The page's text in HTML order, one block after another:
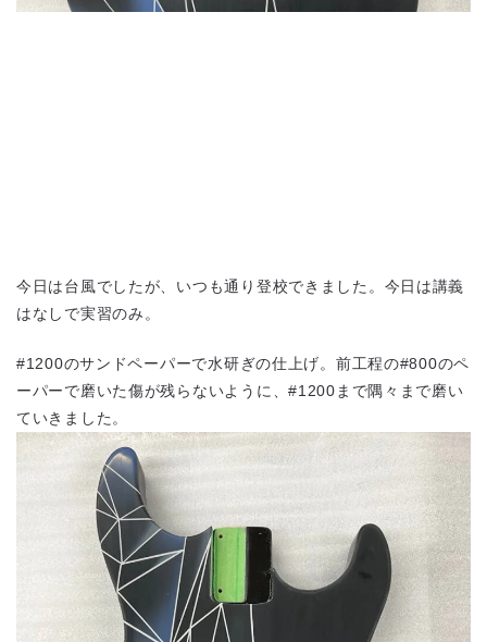
今日は台風でしたが、いつも通り登校できました。今日は講義
はなしで実習のみ。
#1200のサンドペーパーで水研ぎの仕上げ。前工程の#800のペ
ーパーで磨いた傷が残らないように、#1200まで隅々まで磨い
ていきました。